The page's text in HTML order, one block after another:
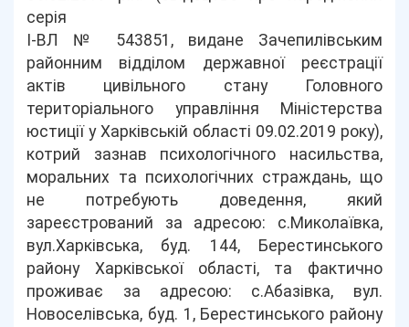
серія
І-ВЛ № 543851, видане Зачепилівським
районним відділом державної реєстрації
актів цивільного стану Головного
територіального управління Міністерства
юстиції у Харківській області 09.02.2019 року),
котрий зазнав психологічного насильства,
моральних та психологічних страждань, що
не потребують доведення, який
зареєстрований за адресою: с.Миколаївка,
вул.Харківська, буд. 144, Берестинського
району Харківської області, та фактично
проживає за адресою: с.Абазівка, вул.
Новоселівська, буд. 1, Берестинського району